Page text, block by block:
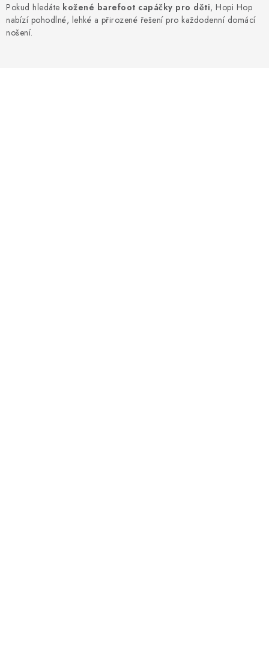
Pokud hledáte kožené barefoot capáčky pro děti, Hopi Hop
nabízí pohodlné, lehké a přirozené řešení pro každodenní domácí
nošení.